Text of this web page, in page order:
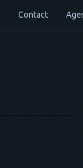
Contact